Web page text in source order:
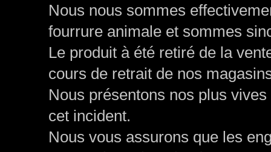
Nous nous sommes
fourrure animale et sommes
Le produit à été retiré de la
cours de retrait de nos
Nous présentons nos plus
cet incident.
Nous vous assurons que les